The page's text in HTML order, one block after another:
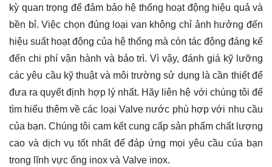
kỳ quan trọng để đảm bảo hệ thống hoạt động hiệu quả và
bền bỉ. Việc chọn đúng loại van không chỉ ảnh hưởng đến
hiệu suất hoạt động của hệ thống mà còn tác động đáng kể
đến chi phí vận hành và bảo trì. Vì vậy, đánh giá kỹ lưỡng
các yêu cầu kỹ thuật và môi trường sử dụng là cần thiết để
đưa ra quyết định hợp lý nhất. Hãy liên hệ với chúng tôi để
tìm hiểu thêm về các loại Valve nước phù hợp với nhu cầu
của bạn. Chúng tôi cam kết cung cấp sản phẩm chất lượng
cao và dịch vụ tốt nhất để đáp ứng mọi yêu cầu của bạn
trong lĩnh vực ống inox và Valve inox.